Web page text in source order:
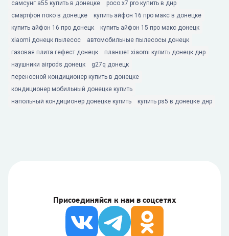
самсунг а55 купить в донецке
poco x7 pro купить в днр
смартфон поко в донецке
купить айфон 16 про макс в донецке
купить айфон 16 про донецк
купить айфон 15 про макс донецк
xiaomi донецк пылесос
автомобильные пылесосы донецк
газовая плита гефест донецк
планшет xiaomi купить донецк днр
наушники airpods донецк
g27q донецк
переносной кондиционер купить в донецке
кондиционер мобильный донецке купить
напольный кондиционер донецке купить
купить ps5 в донецке днр
Присоединяйся к нам в соцсетях